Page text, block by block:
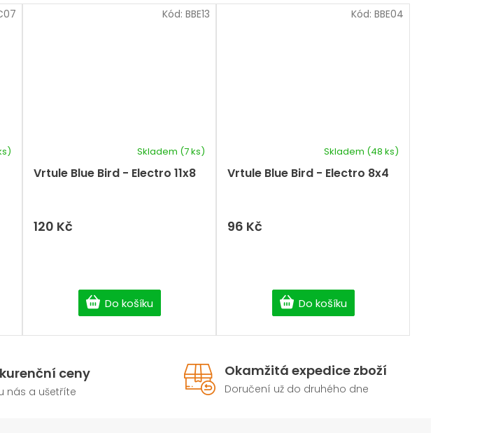
Vrtule Blue Bird - Electro 11x8
Skladem (7 ks)
120 Kč
Do košíku
Kód: BBE13
Vrtule Blue Bird - Electro 8x4
Skladem (48 ks)
96 Kč
Do košíku
Kód: BBE04
ceny
nás a ušetříte
Okamžitá expedice zboží
Doručení už do druhého dne